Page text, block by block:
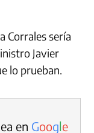
Corrales sería
Javier
lo prueban.
en Google